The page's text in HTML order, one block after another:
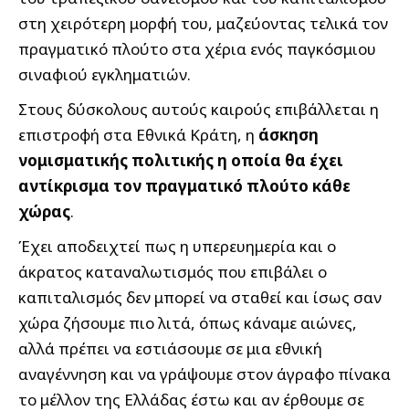
στη χειρότερη μορφή του, μαζεύοντας τελικά τον
πραγματικό πλούτο στα χέρια ενός παγκόσμιου
σιναφιού εγκληματιών.
Στους δύσκολους αυτούς καιρούς επιβάλλεται η
επιστροφή στα Εθνικά Κράτη, η άσκηση
νομισματικής πολιτικής η οποία θα έχει
αντίκρισμα τον πραγματικό πλούτο κάθε
χώρας.
Έχει αποδειχτεί πως η υπερευημερία και ο
άκρατος καταναλωτισμός που επιβάλει ο
καπιταλισμός δεν μπορεί να σταθεί και ίσως σαν
χώρα ζήσουμε πιο λιτά, όπως κάναμε αιώνες,
αλλά πρέπει να εστιάσουμε σε μια εθνική
αναγέννηση και να γράψουμε στον άγραφο πίνακα
το μέλλον της Ελλάδας έστω και αν έρθουμε σε